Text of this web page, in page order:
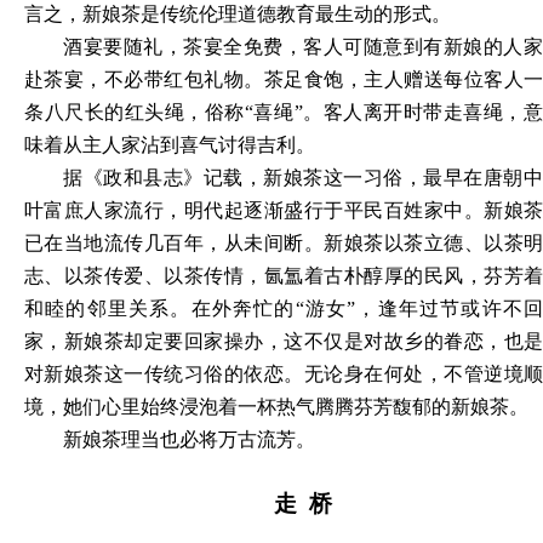
言之，新娘茶是传统伦理道德教育最生动的形式。
酒宴要随礼，茶宴全免费，客人可随意到有新娘的人家
赴茶宴，不必带红包礼物。茶足食饱，主人赠送每位客人一
条八尺长的红头绳，俗称“喜绳”。客人离开时带走喜绳，意
味着从主人家沾到喜气讨得吉利。
据《政和县志》记载，新娘茶这一习俗，最早在唐朝中
叶富庶人家流行，明代起逐渐盛行于平民百姓家中。新娘茶
已在当地流传几百年，从未间断。新娘茶以茶立德、以茶明
志、以茶传爱、以茶传情，氤氲着古朴醇厚的民风，芬芳着
和睦的邻里关系。在外奔忙的“游女”，逢年过节或许不回
家，新娘茶却定要回家操办，这不仅是对故乡的眷恋，也是
对新娘茶这一传统习俗的依恋。无论身在何处，不管逆境顺
境，她们心里始终浸泡着一杯热气腾腾芬芳馥郁的新娘茶。
新娘茶理当也必将万古流芳。
走 桥